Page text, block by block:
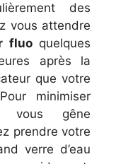
des
vous attendre
fluoquelques
après la
que votre
minimiser
vous gêne
prendre votre
verre d’eau